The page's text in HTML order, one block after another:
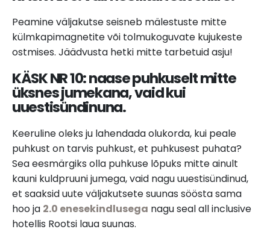
Peamine väljakutse seisneb mälestuste mitte
külmkapimagnetite või tolmukoguvate kujukeste
ostmises. Jäädvusta hetki mitte tarbetuid asju!
KÄSK NR 10: naase puhkuselt mitte
üksnes jumekana, vaid kui
uuestisündinuna.
Keeruline oleks ju lahendada olukorda, kui peale
puhkust on tarvis puhkust, et puhkusest puhata?
Sea eesmärgiks olla puhkuse lõpuks mitte ainult
kauni kuldpruuni jumega, vaid nagu uuestisündinud,
et saaksid uute väljakutsete suunas söösta sama
hoo ja 2.0 enesekindlusega nagu seal all inclusive
hotellis Rootsi laua suunas.